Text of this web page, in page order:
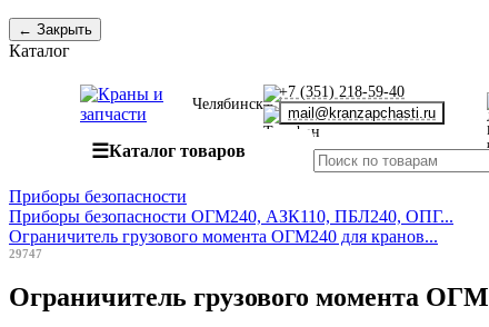
← Закрыть
Каталог
Челябинск
+7 (351) 218-59-40
mail@kranzapchasti.ru
☰Каталог товаров
Приборы безопасности
Приборы безопасности ОГМ240, АЗК110, ПБЛ240, ОПГ...
Ограничитель грузового момента ОГМ240 для кранов...
29747
Ограничитель грузового момента